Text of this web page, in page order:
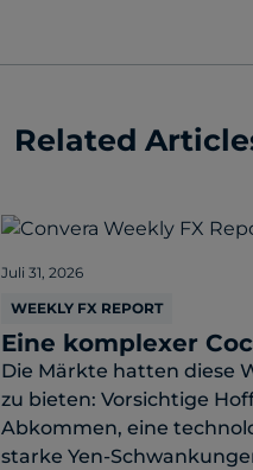
Related
Juli 31, 2026
WEEKLY FX REPORT
Eine komplexer
Die Märkte hatten diese
zu bieten: Vorsichtige
Abkommen, eine
starke Yen-